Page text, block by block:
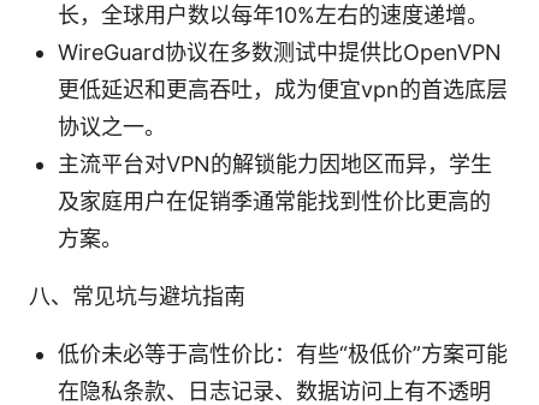
长，全球用户数以每年10%左右的速度递增。
WireGuard协议在多数测试中提供比OpenVPN
更低延迟和更高吞吐，成为便宜vpn的首选底层
协议之一。
主流平台对VPN的解锁能力因地区而异，学生
及家庭用户在促销季通常能找到性价比更高的
方案。
八、常见坑与避坑指南
低价未必等于高性价比：有些“极低价”方案可能
在隐私条款、日志记录、数据访问上有不透明